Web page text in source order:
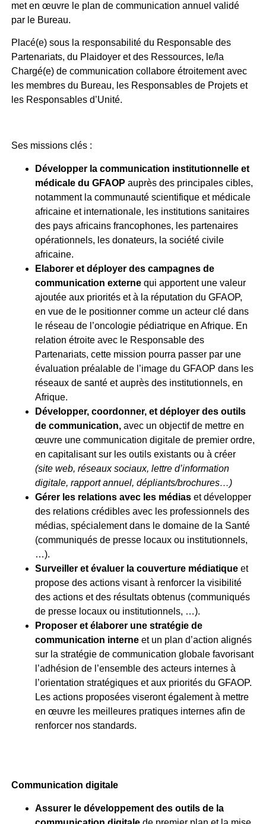
met en œuvre le plan de communication annuel validé
par le Bureau.
Placé(e) sous la responsabilité du Responsable des
Partenariats, du Plaidoyer et des Ressources, le/la
Chargé(e) de communication collabore étroitement avec
les membres du Bureau, les Responsables de Projets et
les Responsables d’Unité.
Ses missions clés :
Développer la communication institutionnelle et
médicale du GFAOP auprès des principales cibles,
notamment la communauté scientifique et médicale
africaine et internationale, les institutions sanitaires
des pays africains francophones, les partenaires
opérationnels, les donateurs, la société civile
africaine.
Elaborer et déployer des campagnes de
communication externe qui apportent une valeur
ajoutée aux priorités et à la réputation du GFAOP,
en vue de le positionner comme un acteur clé dans
le réseau de l’oncologie pédiatrique en Afrique. En
relation étroite avec le Responsable des
Partenariats, cette mission pourra passer par une
évaluation préalable de l’image du GFAOP dans les
réseaux de santé et auprès des institutionnels, en
Afrique.
Développer, coordonner, et déployer des outils
de communication, avec un objectif de mettre en
œuvre une communication digitale de premier ordre,
en capitalisant sur les outils existants ou à créer
(site web, réseaux sociaux, lettre d’information
digitale, rapport annuel, dépliants/brochures…)
Gérer les relations avec les médiaset développer
des relations crédibles avec les professionnels des
médias, spécialement dans le domaine de la Santé
(communiqués de presse locaux ou institutionnels,
…).
Surveiller et évaluer la couverture médiatiqueet
propose des actions visant à renforcer la visibilité
des actions et des résultats obtenus (communiqués
de presse locaux ou institutionnels, …).
Proposer et élaborer une stratégie de
communication interneet un plan d’action alignés
sur la stratégie de communication globale favorisant
l’adhésion de l’ensemble des acteurs internes à
l’orientation stratégiques et aux priorités du GFAOP.
Les actions proposées viseront également à mettre
en œuvre les meilleures pratiques internes afin de
renforcer nos standards.
Communication digitale
Assurer le développement des outils de la